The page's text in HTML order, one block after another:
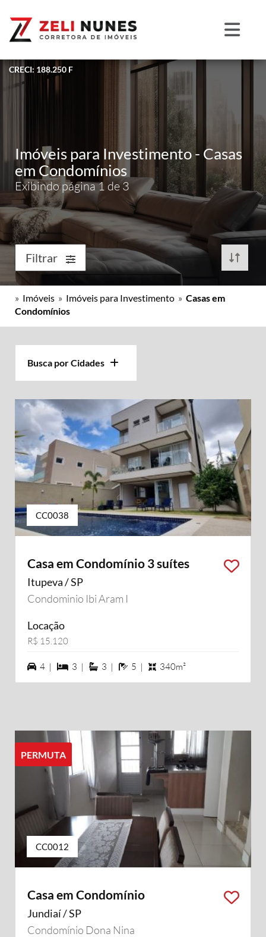
CRECI: 188.250 F
Imóveis para Investimento - Casas
em Condomínios
Exibindo página 1 de 3
Filtrar
» Imóveis » Imóveis para Investimento » Casas em
Condomínios
Busca por Cidades
CC0038
Casa em Condomínio 3 suítes
Itupeva / SP
Condominio Ibi Aram I
Locação
R$ 15.120
4 vagas na garagem
4 | 3 dormiórios
3 | 3 suítes
3 | 5 banheiros
5 | 340m²
PERMUTA
CC0012
Casa em Condomínio
Jundiaí / SP
Condomínio Dona Nina